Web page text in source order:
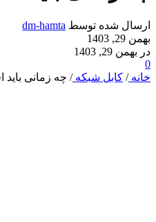
ارسال شده توسط dm-hamta
بهمن 29, 1403
در بهمن 29, 1403
0
خانه/ کابل شبکه/ چه زمانی باید